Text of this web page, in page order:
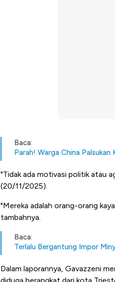
Baca:
Parah! Warga China
"Tidak ada motivasi politik atau
(20/11/2025).
"Mereka adalah orang-orang
tambahnya.
Baca:
Terlalu Bergantung Impor
Dalam laporannya, Gavazzeni